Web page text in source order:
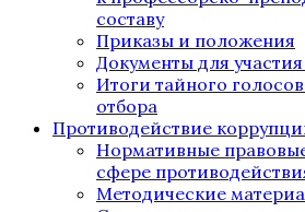
составу
Приказы и положения
Документы для
Итоги тайного
отбора
Противодействие
Нормативные
сфере
Методические